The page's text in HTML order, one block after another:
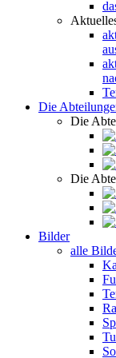
Die
Die
Die
Bilder
alle